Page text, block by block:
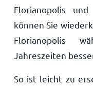
Florianopolis
können Sie
Florianopolis
Jahreszeiten
So ist leicht zu